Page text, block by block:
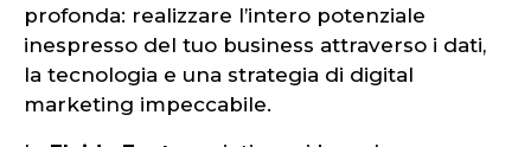
profonda: realizzare l’intero potenziale
inespresso del tuo business attraverso i dati,
la tecnologia e una strategia di digital
marketing impeccabile.